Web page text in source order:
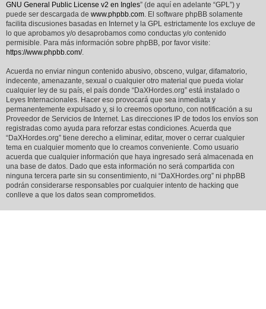
GNU General Public License v2 en Ingles” (de aquí en adelante “GPL”) y
puede ser descargada de www.phpbb.com. El software phpBB solamente
facilita discusiones basadas en Internet y la GPL estrictamente los excluye de
lo que aprobamos y/o desaprobamos como conductas y/o contenido
permisible. Para más información sobre phpBB, por favor visite:
https://www.phpbb.com/.
Acuerda no enviar ningun contenido abusivo, obsceno, vulgar, difamatorio,
indecente, amenazante, sexual o cualquier otro material que pueda violar
cualquier ley de su país, el país donde “DaXHordes.org” está instalado o
Leyes Internacionales. Hacer eso provocará que sea inmediata y
permanentemente expulsado y, si lo creemos oportuno, con notificación a su
Proveedor de Servicios de Internet. Las direcciones IP de todos los envíos son
registradas como ayuda para reforzar estas condiciones. Acuerda que
“DaXHordes.org” tiene derecho a eliminar, editar, mover o cerrar cualquier
tema en cualquier momento que lo creamos conveniente. Como usuario
acuerda que cualquier información que haya ingresado será almacenada en
una base de datos. Dado que esta información no será compartida con
ninguna tercera parte sin su consentimiento, ni “DaXHordes.org” ni phpBB
podrán considerarse responsables por cualquier intento de hacking que
conlleve a que los datos sean comprometidos.